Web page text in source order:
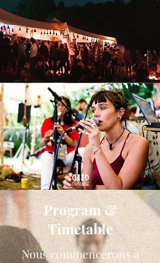
Program &
Timetable
Nous commencerons à